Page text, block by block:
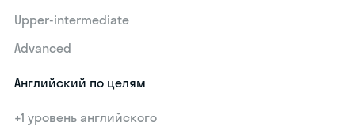
Upper-intermediate
Advanced
Английский по целям
+1 уровень английского